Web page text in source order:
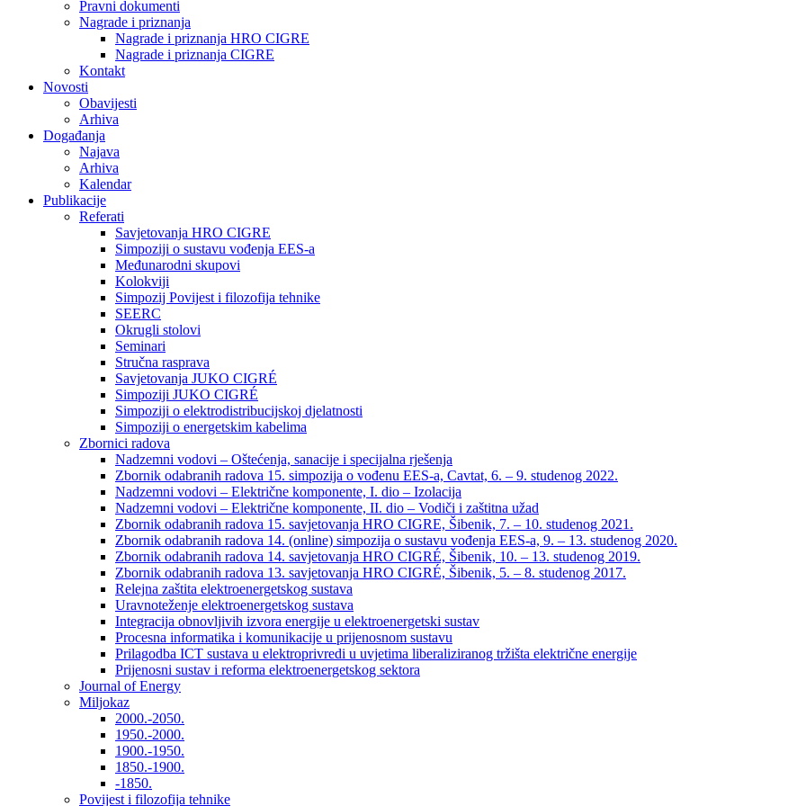
Pravni dokumenti
Nagrade i priznanja
Nagrade i priznanja HRO CIGRE
Nagrade i priznanja CIGRE
Kontakt
Novosti
Obavijesti
Arhiva
Događanja
Najava
Arhiva
Kalendar
Publikacije
Referati
Savjetovanja HRO CIGRE
Simpoziji o sustavu vođenja EES-a
Međunarodni skupovi
Kolokviji​
Simpozij Povijest i filozofija tehnike
SEERC
Okrugli stolovi
Seminari​
Stručna rasprava​
Savjetovanja JUKO CIGRÉ
Simpoziji JUKO CIGRÉ
Simpoziji o elektrodistribucijskoj djelatnosti
Simpoziji o energetskim kabelima
Zbornici radova
Nadzemni vodovi – Oštećenja, sanacije i specijalna rješenja
Zbornik odabranih radova 15. simpozija o vođenu EES-a, Cavtat, 6. – 9. studenog 2022.
Nadzemni vodovi – Električne komponente, I. dio – Izolacija
Nadzemni vodovi – Električne komponente, II. dio – Vodiči i zaštitna užad
Zbornik odabranih radova 15. savjetovanja HRO CIGRE, Šibenik, 7. – 10. studenog 2021.
Zbornik odabranih radova 14. (online) simpozija o sustavu vođenja EES-a, 9. – 13. studenog 2020.
Zbornik odabranih radova 14. savjetovanja HRO CIGRÉ, Šibenik, 10. – 13. studenog 2019.
Zbornik odabranih radova 13. savjetovanja HRO CIGRÉ, Šibenik, 5. – 8. studenog 2017.
Relejna zaštita elektroenergetskog sustava
Uravnoteženje elektroenergetskog sustava
Integracija obnovljivih izvora energije u elektroenergetski sustav
Procesna informatika i komunikacije u prijenosnom sustavu
Prilagodba ICT sustava u elektroprivredi u uvjetima liberaliziranog tržišta električne energije
Prijenosni sustav i reforma elektroenergetskog sektora
Journal of Energy
Miljokaz
2000.-2050.
1950.-2000.
1900.-1950.
1850.-1900.
-1850.
Povijest i filozofija tehnike